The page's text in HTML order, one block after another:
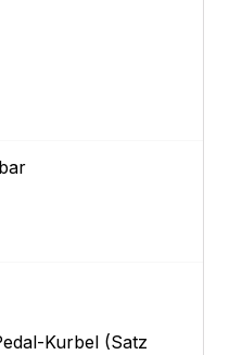
Kurbel (Satz